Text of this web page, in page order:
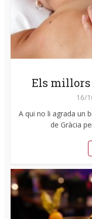
Els millors
16/
A qui no li agrada un
de Gràcia